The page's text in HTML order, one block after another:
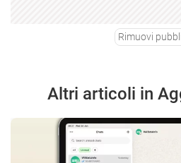
Rimuovi
Altri articoli in